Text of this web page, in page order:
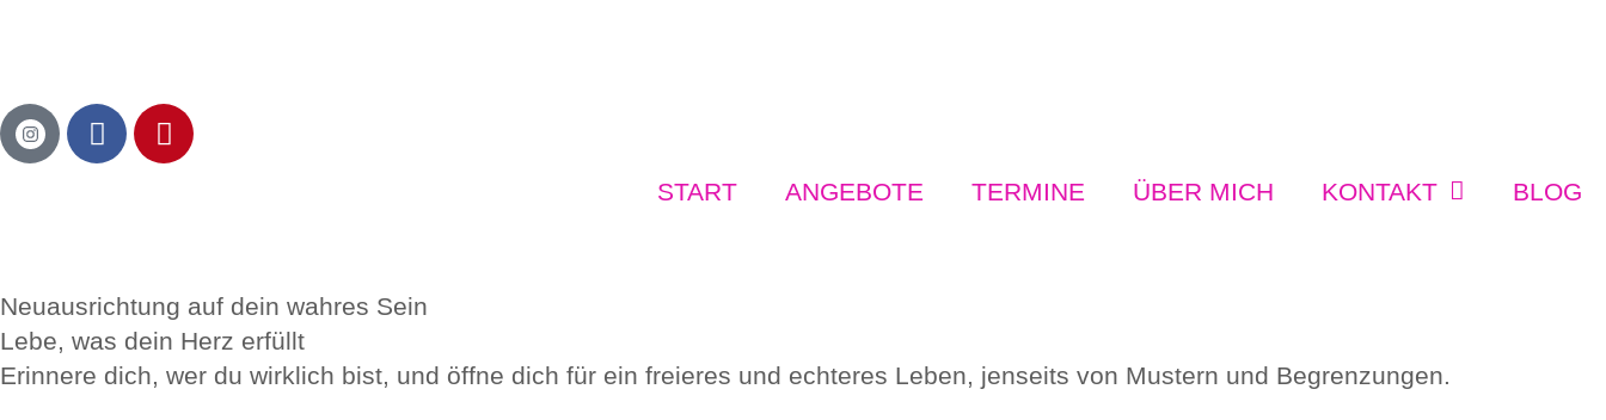
START ANGEBOTE TERMINE ÜBER MICH KONTAKT BLOG
Neuausrichtung auf dein wahres Sein
Lebe, was dein Herz erfüllt
Erinnere dich, wer du wirklich bist, und öffne dich für ein freieres und echteres Leben, jenseits von Mustern und Begrenzungen.